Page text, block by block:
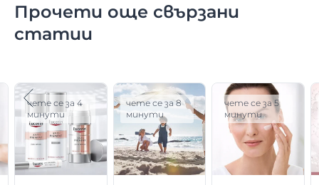
Прочети още свързани
статии
чете се за 4
минути
чете се за 8
минути
чете се за 5
минути